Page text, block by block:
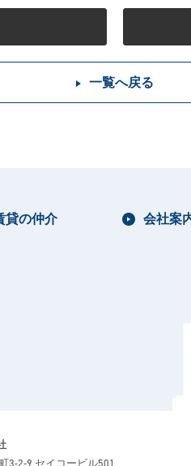
一覧へ戻る
貸の仲介 会社案